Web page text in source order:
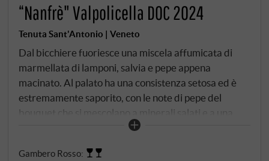
“Nanfrè" Valpolicella DOC 2024
Tenuta Sant'Antonio | Veneto
Dal bicchiere fuoriesce una miscela affumicata di
marmellata di lamponi, salvia e pepe appena
macinato. Al palato ha una consistenza setosa ed è
estremamente saporito, con le note di pepe del
bouquet che si mescolano a minerali salati e a una
vivace acidità. Quasi assente il tannino. Il finale è
delizioso accompagnamento al cibo.
Gambero Rosso: